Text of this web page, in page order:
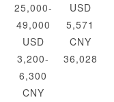
25,000-
49,000
USD
3,200-
6,300
CNY
USD
5,571
CNY
36,028